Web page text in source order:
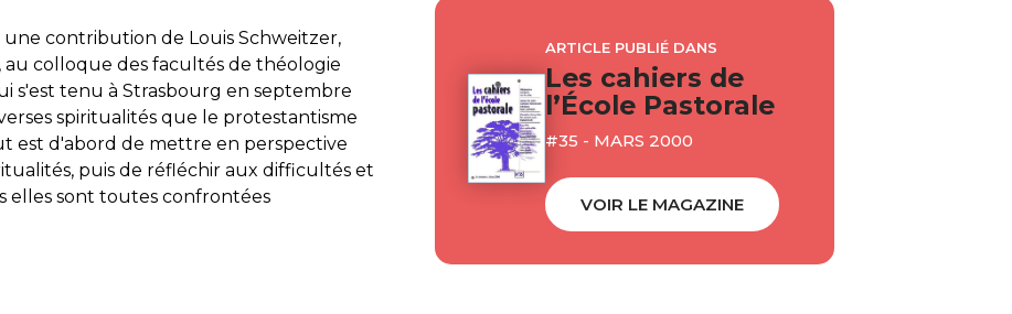
contribution de Louis Schweitzer,
colloque des facultés de théologie
s'est tenu à Strasbourg en septembre
spiritualités que le protestantisme
est d'abord de mettre en perspective
puis de réfléchir aux difficultés et
elles sont toutes confrontées
ARTICLE PUBLIÉ DANS
Les cahiers de
l’École Pastorale
#35 - MARS 2000
VOIR LE MAGAZINE